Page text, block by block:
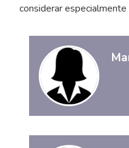
considerar